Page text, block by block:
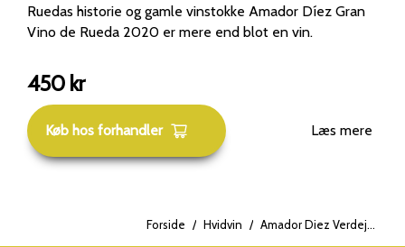
Ruedas historie og gamle vinstokke Amador Díez Gran
Vino de Rueda 2020 er mere end blot en vin.
450 kr
Køb hos forhandler Læs mere
Forside / Hvidvin / Amador Diez Verdejo Cuvee 2020